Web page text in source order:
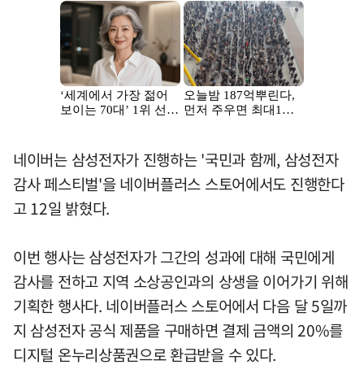
네이버는 삼성전자가 진행하는 '국민과 함께, 삼성전자
감사 페스티벌'을 네이버플러스 스토어에서도 진행한다
고 12일 밝혔다.
이번 행사는 삼성전자가 그간의 성과에 대해 국민에게
감사를 전하고 지역 소상공인과의 상생을 이어가기 위해
기획한 행사다. 네이버플러스 스토어에서 다음 달 5일까
지 삼성전자 공식 제품을 구매하면 결제 금액의 20%를
디지털 온누리상품권으로 환급받을 수 있다.